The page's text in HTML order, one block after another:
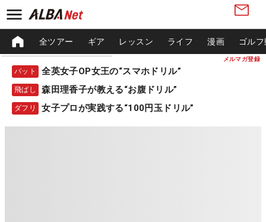
メルマガ登録
全ツアー ギア レッスン ライフ 漫画 ゴル
パット 全英女子OP女王の“スマホドリル”
飛ばし 森田理香子が教える“お腹ドリル”
ダフリ 女子プロが実践する“100円玉ドリル”